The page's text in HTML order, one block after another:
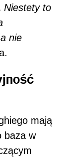
Niestety to
nie
mają
baza w